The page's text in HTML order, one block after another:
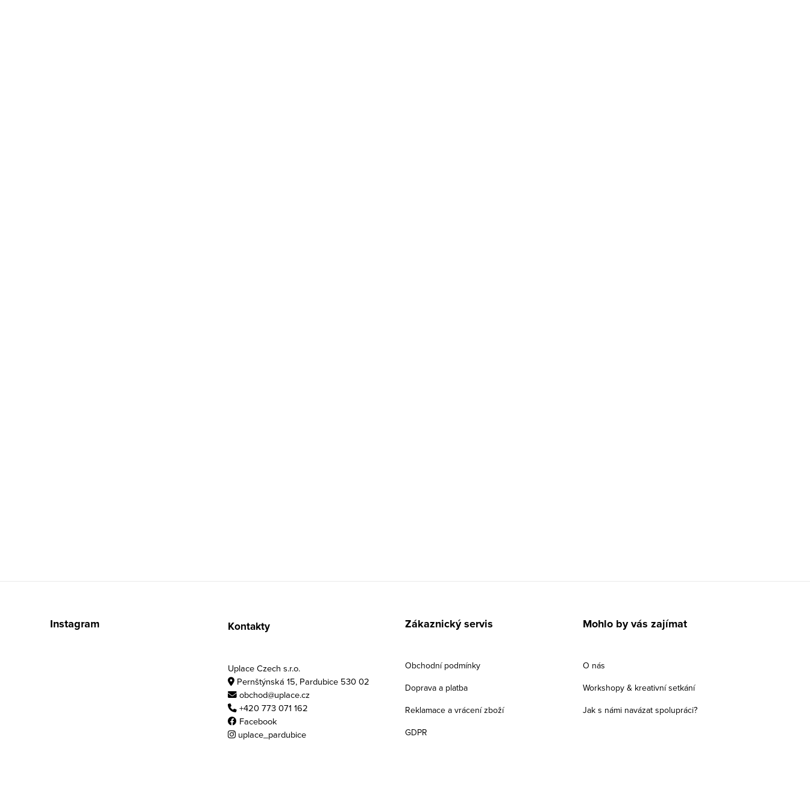
Instagram Kontakty
Uplace Czech s.r.o.
Pernštýnská 15, Pardubice 530 02
obchod@uplace.cz
+420 773 071 162
Facebook
uplace_pardubice
Zákaznický servis
Obchodní podmínky
Doprava a platba
Reklamace a vrácení zboží
GDPR
Mohlo by vás zajímat
O nás
Workshopy & kreativní setkání
Jak s námi navázat spolupráci?